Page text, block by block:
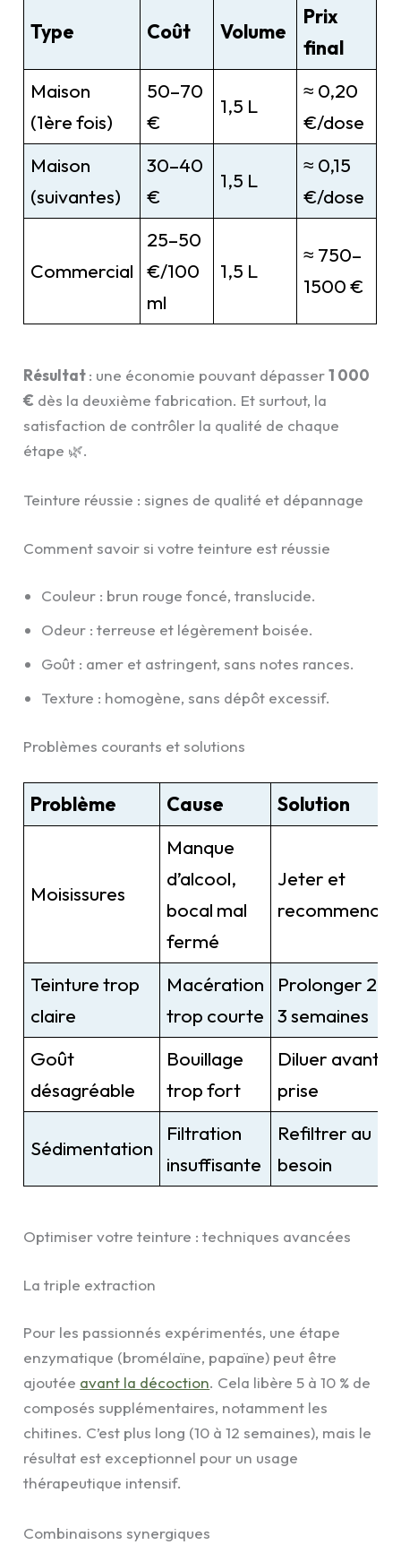
Type Coût Volume
Prix
final
Maison
(1ère fois)
50–70
€
1,5 L
≈ 0,20
€/dose
Maison
(suivantes)
30–40
€
1,5 L
≈ 0,15
€/dose
Commercial
25–50
€/100
ml
1,5 L
≈ 750–
1500 €
Résultat: une économie pouvant dépasser1 000
€ dès la deuxième fabrication. Et surtout, la
satisfaction de contrôler la qualité de chaque
étape 🌿.
Teinture réussie : signes de qualité et dépannage
Comment savoir si votre teinture est réussie
Couleur : brun rouge foncé, translucide.
Odeur : terreuse et légèrement boisée.
Goût : amer et astringent, sans notes rances.
Texture : homogène, sans dépôt excessif.
Problèmes courants et solutions
Problème Cause Solution
Moisissures
Manque
d’alcool,
bocal mal
fermé
Jeter et
recommencer
Teinture trop
claire
Macération
trop courte
Prolonger 2 à
3 semaines
Goût
désagréable
Bouillage
trop fort
Diluer avant la
prise
Sédimentation
Filtration
insuffisante
Refiltrer au
besoin
Optimiser votre teinture : techniques avancées
La triple extraction
Pour les passionnés expérimentés, une étape
enzymatique (bromélaïne, papaïne) peut être
ajoutée avant la décoction. Cela libère 5 à 10 % de
composés supplémentaires, notamment les
chitines. C’est plus long (10 à 12 semaines), mais le
résultat est exceptionnel pour un usage
thérapeutique intensif.
Combinaisons synergiques